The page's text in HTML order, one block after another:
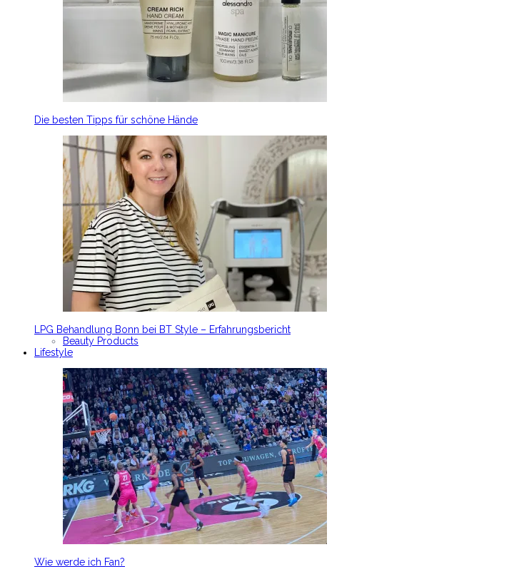
Die besten Tipps für schöne Hände
LPG Behandlung Bonn bei BT Style – Erfahrungsbericht
Beauty Products
Lifestyle
Wie werde ich Fan?